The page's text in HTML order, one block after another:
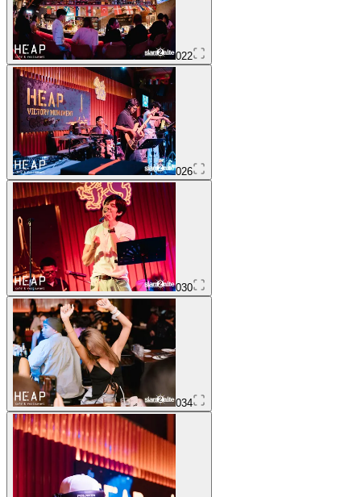
022
026
030
034